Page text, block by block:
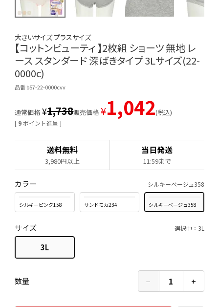
大きいサイズ プラスサイズ
【コットンビューティ 】2枚組 ショーツ 無地 レ
ース スタンダード 深ばきタイプ 3Lサイズ(22-
0000c)
品番 b57-22-0000cvv
[ 9 ポイント進呈 ]
通常価格 ¥1,738販売価格 ¥1,042 税込
送料無料
3,980円以上
当日発送
11:59まで
カラー シルキーベージュ358
シルキーピンク158 サンドモカ234 シルキーベージュ358
サイズ 選択中：3L
3L
数量 − 1 +